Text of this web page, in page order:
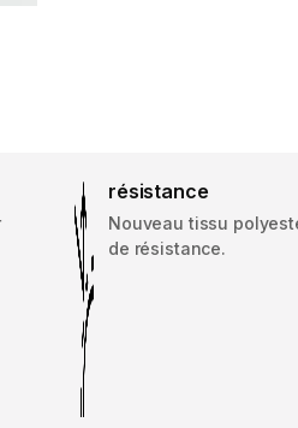
résistance
Nouveau tissu
de résistance.